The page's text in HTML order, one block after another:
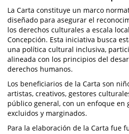
La Carta constituye un marco
diseñado para asegurar el
los derechos culturales a escala
Concepción. Esta iniciativa busca
una política cultural inclusiva,
alineada con los principios del
derechos humanos.
Los beneficiarios de la Carta son
artistas, creativos, gestores
público general, con un enfoque en
excluidos y marginados.
Para la elaboración de la Carta fue